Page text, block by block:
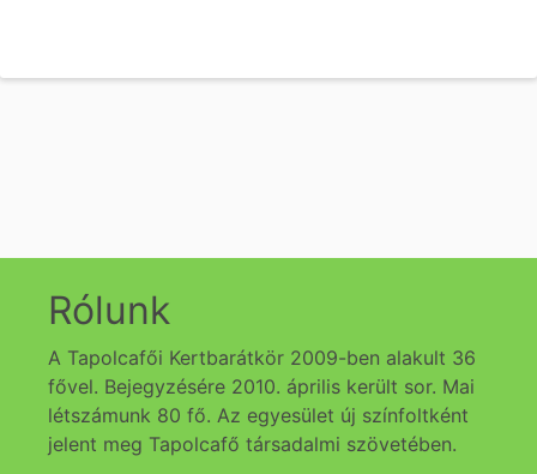
Rólunk
A Tapolcafői Kertbarátkör 2009-ben alakult 36
fővel. Bejegyzésére 2010. április került sor. Mai
létszámunk 80 fő. Az egyesület új színfoltként
jelent meg Tapolcafő társadalmi szövetében.